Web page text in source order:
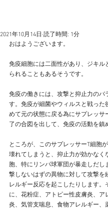
2021年10月14日 読了時間: 1分
おはようございます。
免疫細胞には二面性があり、ジキル
られることもあるそうです。
免疫の働きには、攻撃と抑止力のバ
す。免疫が細菌やウィルスと戦った
めて元の状態に戻る為にサプレッサ
了の合図を出して、免疫の活動を鎮
ところが、このサプレッサーT細胞
壊れてしまうと、抑止力が効かなく
胞、特にリンパ球軍団が暴走しだし
撃しないはずの異物に対して攻撃を
レルギー反応を起こしたりします。
に、花粉症、アトピー性皮膚炎、ア
炎、気管支喘息、食物アレルギー、